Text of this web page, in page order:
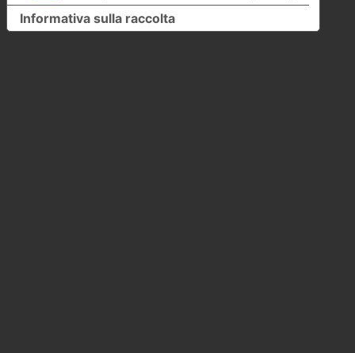
Informativa sulla raccolta